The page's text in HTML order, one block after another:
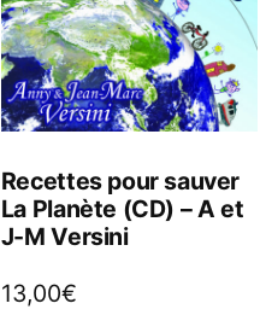
Recettes pour sauver
La Planète (CD) – A et
J-M Versini
13,00€